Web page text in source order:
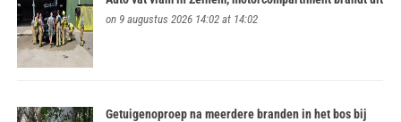
on 9 augustus 2026 14:02 at 14:02
Getuigenoproep na meerdere branden in het bos bij